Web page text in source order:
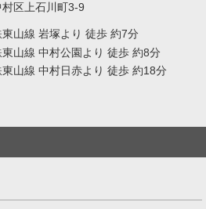
区上石川町3-9
山線 岩塚より 徒歩 約7分
山線 中村公園より 徒歩 約8分
山線 中村日赤より 徒歩 約18分